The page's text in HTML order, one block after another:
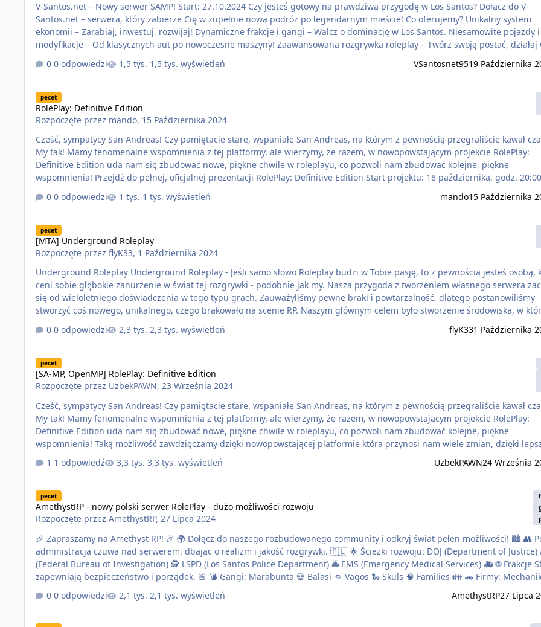
V-Santos.net – Nowy serwer SAMP! Start: 27.10.2024 Czy jesteś gotowy na prawdziwą przygodę w Los Santos? Dołącz do V-
Santos.net – serwera, który zabierze Cię w zupełnie nową podróż po legendarnym mieście! Co oferujemy? Unikalny system
ekonomii – Zarabiaj, inwestuj, rozwijaj! Dynamiczne frakcje i gangi – Walcz o dominację w Los Santos. Niesamowite pojazdy i
modyfikacje – Od klasycznych aut po nowoczesne maszyny! Zaawansowana rozgrywka roleplay – Twórz swoją postać, działaj w
niesamowite wydarzenia! Wysoka jakość i stabilność serwera – …
0 odpowiedzi 1,5 tys. wyświetleń VSantosnet9519 Października
pecet
RolePlay: Definitive Edition
Rozpoczęte przez mando, 15 Października 2024
Cześć, sympatycy San Andreas! Czy pamiętacie stare, wspaniałe San Andreas, na którym z pewnością przegraliście kawał czasu?
My tak! Mamy fenomenalne wspomnienia z tej platformy, ale wierzymy, że razem, w nowopowstającym projekcie RolePlay:
Definitive Edition uda nam się zbudować nowe, piękne chwile w roleplayu, co pozwoli nam zbudować kolejne, piękne
wspomnienia! Przejdź do pełnej, oficjalnej prezentacji RolePlay: Definitive Edition Start projektu: 18 października, godz. 20:00.
Discord: https://discord.gg/definitive-rp Adres forum: https://forum.definitive-rp.pl
0 odpowiedzi 1 tys. wyświetleń mando15 Października
pecet
[MTA] Underground Roleplay
Rozpoczęte przezflyK33, 1 Października 2024
Underground Roleplay Underground Roleplay - Jeśli samo słowo Roleplay budzi w Tobie pasję, to z pewnością jesteś osobą, która
ceni sobie głębokie zanurzenie w świat tej rozgrywki - podobnie jak my. Nasza przygoda z tworzeniem własnego serwera
się od wieloletniego doświadczenia w tego typu grach. Zauważyliśmy pewne braki i powtarzalność, dlatego postanowiliśmy
stworzyć coś nowego, unikalnego, czego brakowało na scenie RP. Naszym głównym celem było stworzenie środowiska, w
każdy gracz może poczuć prawdziwą wolność wyboru i decyzyjność w kreowaniu losów swojej postaci. Dlatego nasz serwer
jest na nowatorskich pomysłach, które sprawią, że każda sesj…
0 odpowiedzi 2,3 tys. wyświetleń flyK331 Października
pecet
[SA-MP, OpenMP] RolePlay: Definitive Edition
Rozpoczęte przez UzbekPAWN,23 Września 2024
Cześć, sympatycy San Andreas! Czy pamiętacie stare, wspaniałe San Andreas, na którym z pewnością przegraliście kawał
My tak! Mamy fenomenalne wspomnienia z tej platformy, ale wierzymy, że razem, w nowopowstającym projekcie RolePlay:
Definitive Edition uda nam się zbudować nowe, piękne chwile w roleplayu, co pozwoli nam zbudować kolejne, piękne
wspomnienia! Taką możliwość zawdzięczamy dzięki nowopowstającej platformie która przynosi nam wiele zmian, dzięki lepszej
optymalizacji i zabezpieczeń przeciwko nieuczciwym graczom, tak znanym na platformie San Andreas: Multiplayer.
Wykorzystujemy wszystkie udogodnienia, by zapewnić Wam nowe wrażenia z rozgrywki w San Andrea…
1 odpowiedź 3,3 tys. wyświetleń UzbekPAWN24 Września
pecet
AmethystRP - nowy polski serwer RolePlay - dużo możliwości rozwoju
Rozpoczęte przezAmethystRP,27 Lipca 2024
🎉 Zapraszamy na Amethyst RP! 🎉 🌍 Dołącz do naszego rozbudowanego community i odkryj świat pełen możliwości! 🏙️ 👥 Polska
administracja czuwa nad serwerem, dbając o realizm i jakość rozgrywki. 🇵🇱 🌟 Ścieżki rozwoju: DOJ (Department of Justice) ⚖️ FIB
(Federal Bureau of Investigation) 🕵️ LSPD (Los Santos Police Department) 🚔 EMS (Emergency Medical Services) 🚑 🌐 Frakcje State
zapewniają bezpieczeństwo i porządek. 🚨 💣 Gangi: Marabunta 💀 Balasi 👊 Vagos 🐍 Skuls 🧠 Families 👪 🚗 Firmy: Mechanik 🔧
Taxi 🚖 Możliwość założenia własnej firmy (budowlana, bar, restauracja, konsultingowa, psycholog i w…
0 odpowiedzi 2,1 tys. wyświetleń AmethystRP27 Lipca